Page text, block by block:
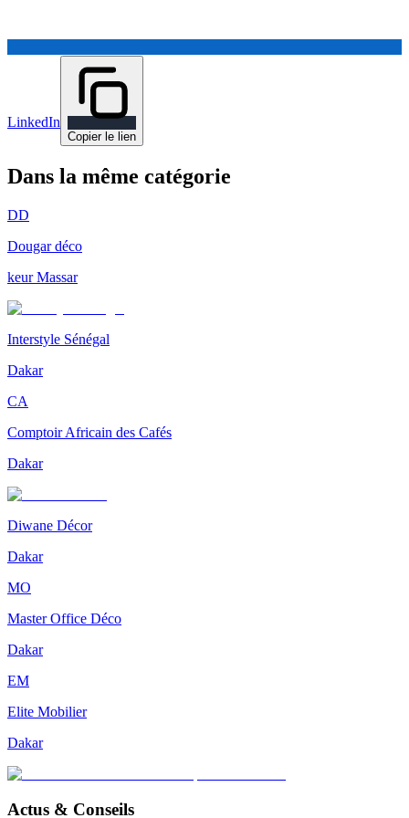
LinkedIn
Copier le lien
Dans la même catégorie
DD
Dougar déco
keur Massar
Interstyle Sénégal
Dakar
CA
Comptoir Africain des Cafés
Dakar
Diwane Décor
Dakar
MO
Master Office Déco
Dakar
EM
Elite Mobilier
Dakar
Actus & Conseils